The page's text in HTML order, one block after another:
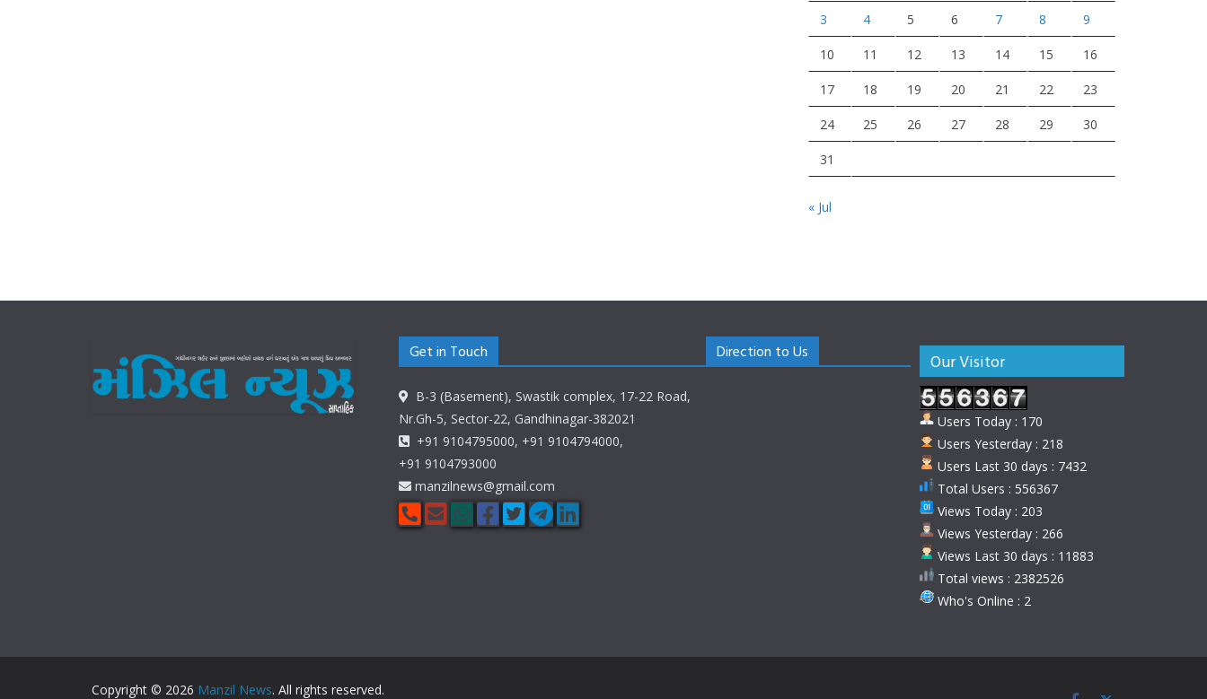
3 4 5 6 7 8 9
10 11 12 13 14 15 16
17 18 19 20 21 22 23
24 25 26 27 28 29 30
31
« Jul
Get in Touch
B-3 (Basement), Swastik complex, 17-22 Road,
Nr.Gh-5, Sector-22, Gandhinagar-382021
+91 9104795000, +91 9104794000,
+91 9104793000
manzilnews@gmail.com
Direction to Us Our Visitor
Users Today : 170
Users Yesterday : 218
Users Last 30 days : 7432
Total Users : 556367
Views Today : 203
Views Yesterday : 266
Views Last 30 days : 11883
Total views : 2382526
Who's Online : 2
Copyright © 2026 Manzil News. All rights reserved.